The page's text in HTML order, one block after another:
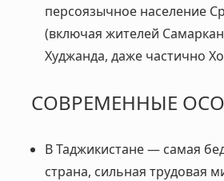
персоязычное население
(включая жителей
Худжанда, даже частично
СОВРЕМЕННЫЕ
В Таджикистане — самая
страна, сильная трудовая